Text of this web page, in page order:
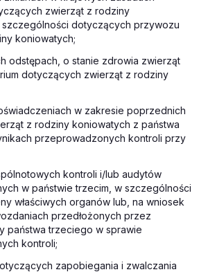
zwierząt z rodziny
dotyczących przywozu
koniowatych;
odstępach, o stanie zdrowia zwierząt
dotyczących zwierząt z rodziny
w zakresie poprzednich
z rodziny koniowatych z państwa
przeprowadzonych kontroli przy
kontroli i/lub audytów
w państwie trzecim, w szczególności
właściwych organów lub, na wniosek
przedłożonych przez
państwa trzeciego w sprawie
kontroli;
zapobiegania i zwalczania